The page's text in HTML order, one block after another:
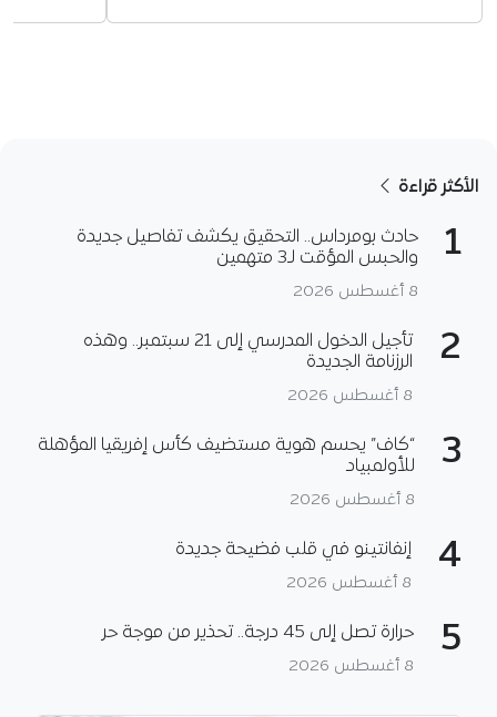
الأكثر قراءة
1
حادث بومرداس.. التحقيق يكشف تفاصيل جديدة
والحبس المؤقت لـ3 متهمين
8 أغسطس 2026
2
تأجيل الدخول المدرسي إلى 21 سبتمبر.. وهذه
الرزنامة الجديدة
8 أغسطس 2026
3
“كاف” يحسم هوية مستضيف كأس إفريقيا المؤهلة
للأولمبياد
8 أغسطس 2026
4 إنفانتينو في قلب فضيحة جديدة
8 أغسطس 2026
5 حرارة تصل إلى 45 درجة.. تحذير من موجة حر
8 أغسطس 2026